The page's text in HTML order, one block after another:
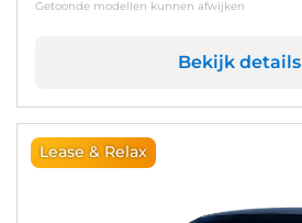
Getoonde modellen kunnen afwijken
Bekijk details
Lease & Relax